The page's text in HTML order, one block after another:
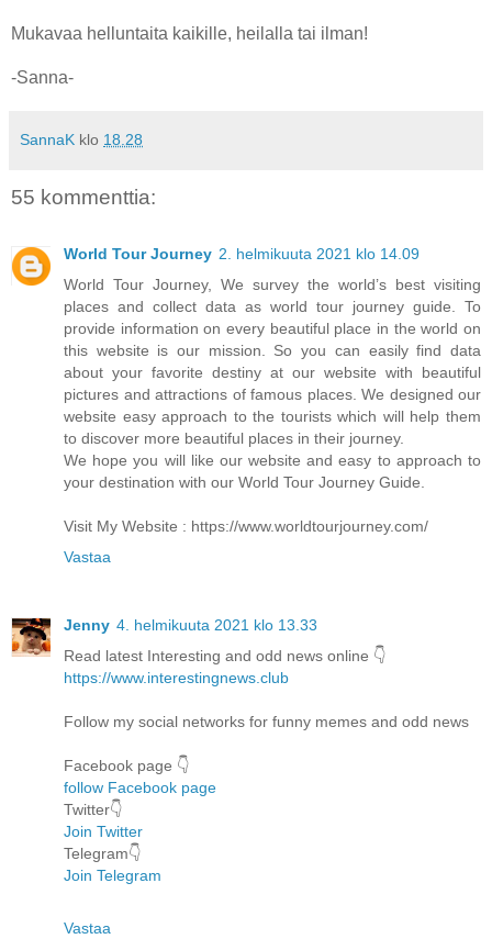
Mukavaa helluntaita kaikille, heilalla tai ilman!
-Sanna-
SannaK klo 18.28
55 kommenttia:
World Tour Journey 2. helmikuuta 2021 klo 14.09
World Tour Journey, We survey the world’s best visiting
places and collect data as world tour journey guide. To
provide information on every beautiful place in the world on
this website is our mission. So you can easily find data
about your favorite destiny at our website with beautiful
pictures and attractions of famous places. We designed our
website easy approach to the tourists which will help them
to discover more beautiful places in their journey.
We hope you will like our website and easy to approach to
your destination with our World Tour Journey Guide.
Visit My Website : https://www.worldtourjourney.com/
Vastaa
Jenny 4. helmikuuta 2021 klo 13.33
Read latest Interesting and odd news online 👇
https://www.interestingnews.club
Follow my social networks for funny memes and odd news
Facebook page 👇
follow Facebook page
Twitter👇
Join Twitter
Telegram👇
Join Telegram
Vastaa